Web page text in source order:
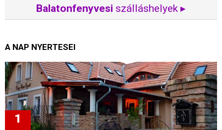
Balatonfenyvesi szálláshelyek ▸
A NAP NYERTESEI